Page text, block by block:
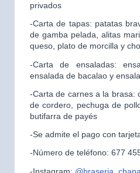
privados
-Carta de tapas: patatas
de gamba pelada, alitas
queso, plato de morcilla y
-Carta de ensaladas:
ensalada de bacalao y
-Carta de carnes a la brasa:
de cordero, pechuga de
butifarra de payés
-Se admite el pago con
-Número de teléfono: 677
-Instagram: